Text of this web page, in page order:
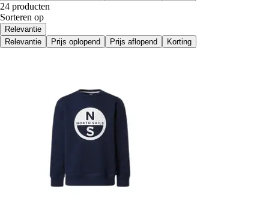
24 producten
Sorteren op
Relevantie
Relevantie
Prijs oplopend Prijs aflopend Korting